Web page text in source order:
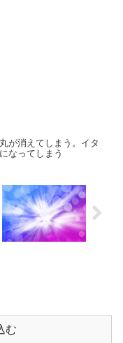
が消えてしまう。イタ
なってしまう
む